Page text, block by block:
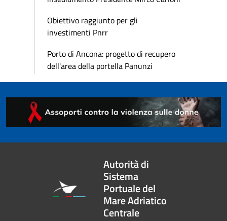
Obiettivo raggiunto per gli
investimenti Pnrr
Porto di Ancona: progetto di recupero
dell'area della portella Panunzi
Autorità di
Sistema
Portuale del
Mare Adriatico
Centrale